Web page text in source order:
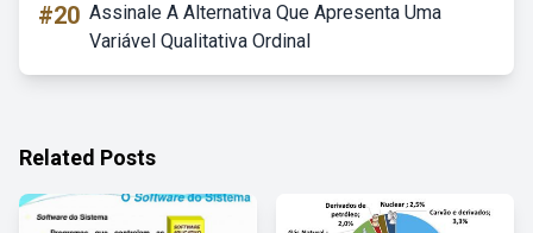
#20 Assinale A Alternativa Que Apresenta Uma
Variável Qualitativa Ordinal
Related Posts